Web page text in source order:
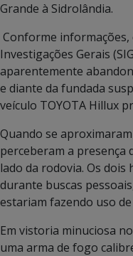
Grande à Sidrolândia.
Conforme
Investigações Gerais
aparentemente
e diante da fundada
veículo TOYOTA Hillux
Quando se
perceberam a presença
lado da rodovia. Os
durante buscas
estariam fazendo uso
Em vistoria minuciosa
uma arma de fogo